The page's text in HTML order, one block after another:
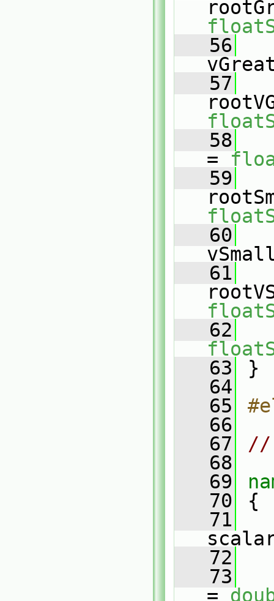
   56
   57
   58
=
   59
   60
   61
   62
   63
}
   64
   65
   66
   67
//
   68
   69
   70
{
   71
   72
   73
=